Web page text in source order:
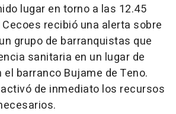
lugar en torno a las 12.45
recibió una alerta sobre
grupo de barranquistas que
sanitaria en un lugar de
barranco Bujame de Teno.
de inmediato los recursos